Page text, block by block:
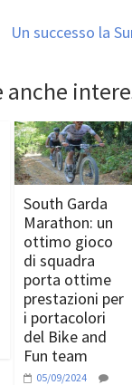
Un successo la
anche
South Garda
Marathon: un
ottimo gioco
di squadra
porta ottime
prestazioni per
i portacolori
del Bike and
Fun team
05/09/2024